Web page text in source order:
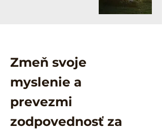
Zmeň svoje
myslenie a
prevezmi
zodpovednosť za